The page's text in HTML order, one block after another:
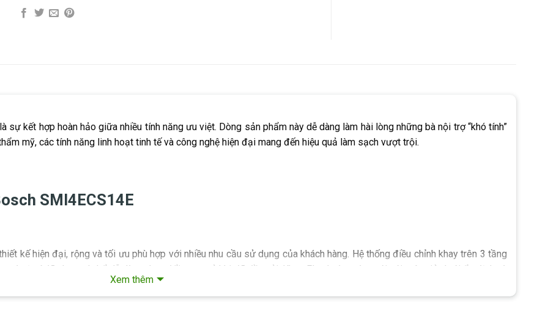
kết hợp hoàn hảo giữa nhiều tính năng ưu việt. Dòng sản phẩm này dễ dàng làm hài lòng những bà nội trợ “khó tính”
mỹ, các tính năng linh hoạt tinh tế và công nghệ hiện đại mang đến hiệu quả làm sạch vượt trội.
SMI4ECS14E
kế hiện đại, rộng và tối ưu phù hợp với nhiều nhu cầu sử dụng của khách hàng. Hệ thống điều chỉnh khay trên 3 tầng
và vị trí đã chọn có thể dễ dàng thay đổi ngay cả khi đã đầy tải. Khay Flex hoàn toàn mới với một giỏ dưới ổn định và
lớn. Khay Flex đảm bảo sự linh hoạt hoàn toàn và ổn định cho máy rửa bát. Nhờ đó việc sắp xếp chén đĩa trở nên vô
Xem thêm